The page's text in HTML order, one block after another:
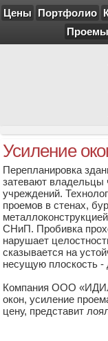
Цены Портфолио
Проемы
Усиление
Перепланировка
затевают владельцы
учреждений.
проемов в стенах,
СНиП. Пробивка
нарушает
сказывается на
несущую плоскость -
Компания ООО
окон, усиление
цену, представит